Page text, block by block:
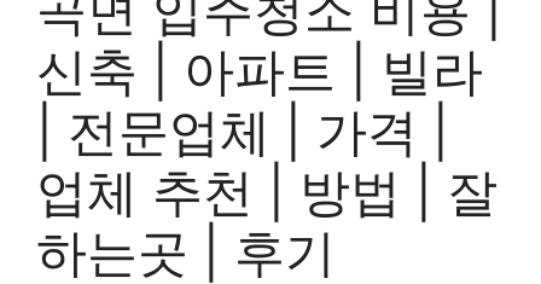
신축 | 아파트 | 빌라
| 전문업체 | 가격 |
업체 추천 | 방법 | 잘
하는곳 | 후기